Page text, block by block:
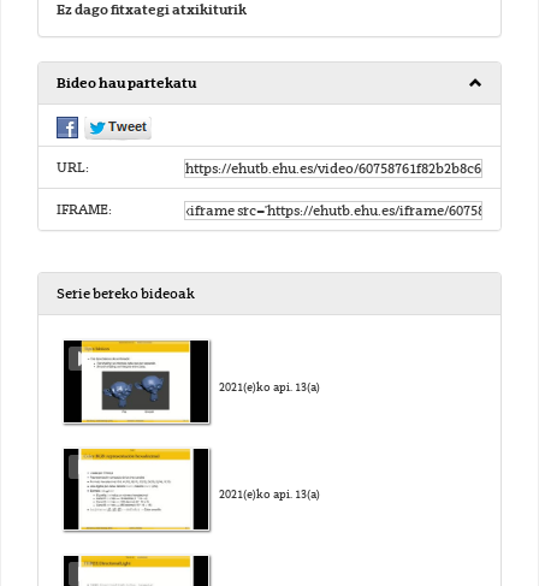
Ez dago fitxategi atxikiturik
Bideo hau partekatu
URL:
IFRAME:
Serie bereko bideoak
2021(e)ko api. 13(a)
2021(e)ko api. 13(a)